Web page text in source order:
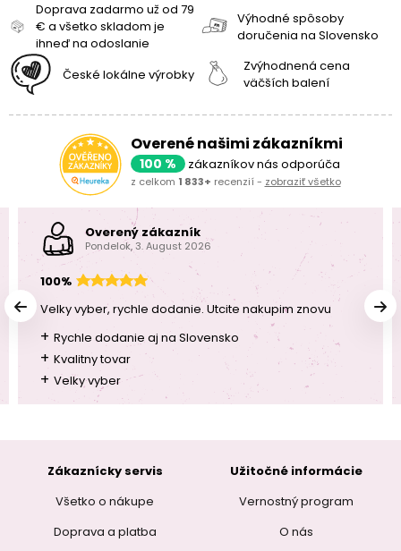
Doprava zadarmo už od 79
€ a všetko skladom je
ihneď na odoslanie
Výhodné spôsoby
doručenia na Slovensko
České lokálne výrobky
Zvýhodnená cena
väčších balení
Overené našimi zákazníkmi
100 % zákazníkov nás odporúča
z celkom 1 833+ recenzií - zobraziť všetko
Overený zákazník
Pondelok, 3. August 2026
100%
Velky vyber, rychle dodanie. Utcite nakupim znovu
+ Rychle dodanie aj na Slovensko
+ Kvalitny tovar
+ Velky vyber
Zákaznícky servis
Všetko o nákupe
Doprava a platba
Užitočné informácie
Vernostný program
O nás